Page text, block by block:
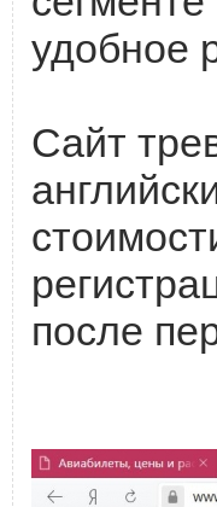
удобное
Сайт
после